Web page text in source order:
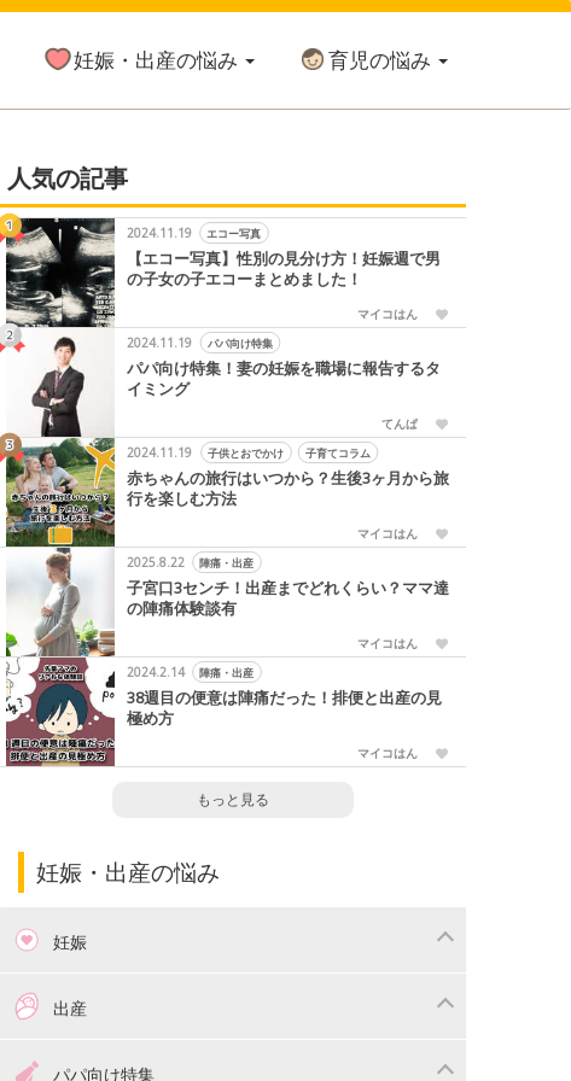
妊娠・出産の悩み 育児の悩み
人気の記事
2024.11.19 エコー写真
【エコー写真】性別の見分け方！妊娠週で男
の子女の子エコーまとめました！
マイコはん
2024.11.19
パパ向け特集
パパ向け特集！妻の妊娠を職場に報告するタ
イミング
てんぱ
2024.11.19
子供とおでかけ 子育てコラム
赤ちゃんの旅行はいつから？生後3ヶ月から旅
行を楽しむ方法
マイコはん
2025.8.22
陣痛・出産
子宮口3センチ！出産までどれくらい？ママ達
の陣痛体験談有
マイコはん
2024.2.14
陣痛・出産
38週目の便意は陣痛だった！排便と出産の見
極め方
マイコはん
もっと見る
妊娠・出産の悩み
妊娠
つわり
妊娠中の食事
出産
出産準備パパ向け特集